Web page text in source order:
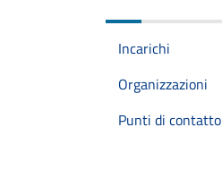
Incarichi
Organizzazioni
Punti di contatto